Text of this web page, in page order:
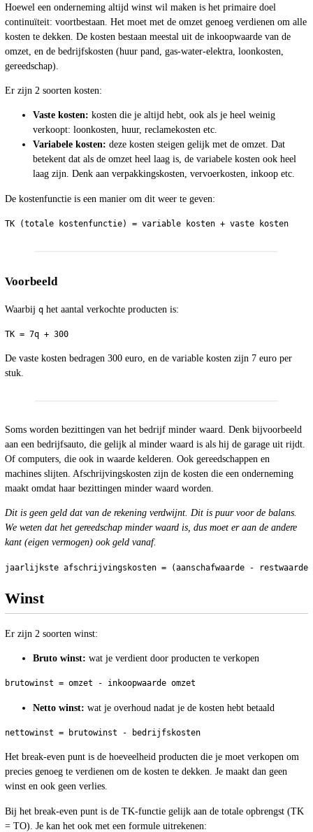
Hoewel een onderneming altijd winst wil maken is het primaire doel
continuïteit: voortbestaan. Het moet met de omzet genoeg verdienen om alle
kosten te dekken. De kosten bestaan meestal uit de inkoopwaarde van de
omzet, en de bedrijfskosten (huur pand, gas-water-elektra, loonkosten,
gereedschap).
Er zijn 2 soorten kosten:
Vaste kosten: kosten die je altijd hebt, ook als je heel weinig
verkoopt: loonkosten, huur, reclamekosten etc.
Variabele kosten: deze kosten steigen gelijk met de omzet. Dat
betekent dat als de omzet heel laag is, de variabele kosten ook heel
laag zijn. Denk aan verpakkingskosten, vervoerkosten, inkoop etc.
De kostenfunctie is een manier om dit weer te geven:
Voorbeeld
Waarbij q het aantal verkochte producten is:
De vaste kosten bedragen 300 euro, en de variable kosten zijn 7 euro per
stuk.
Soms worden bezittingen van het bedrijf minder waard. Denk bijvoorbeeld
aan een bedrijfsauto, die gelijk al minder waard is als hij de garage uit rijdt.
Of computers, die ook in waarde kelderen. Ook gereedschappen en
machines slijten. Afschrijvingskosten zijn de kosten die een onderneming
maakt omdat haar bezittingen minder waard worden.
Dit is geen geld dat van de rekening verdwijnt. Dit is puur voor de balans.
We weten dat het gereedschap minder waard is, dus moet er aan de andere
kant (eigen vermogen) ook geld vanaf.
Winst
Er zijn 2 soorten winst:
Bruto winst: wat je verdient door producten te verkopen
Netto winst: wat je overhoud nadat je de kosten hebt betaald
Het break-even punt is de hoeveelheid producten die je moet verkopen om
precies genoeg te verdienen om de kosten te dekken. Je maakt dan geen
winst en ook geen verlies.
Bij het break-even punt is de TK-functie gelijk aan de totale opbrengst (TK
= TO). Je kan het ook met een formule uitrekenen: